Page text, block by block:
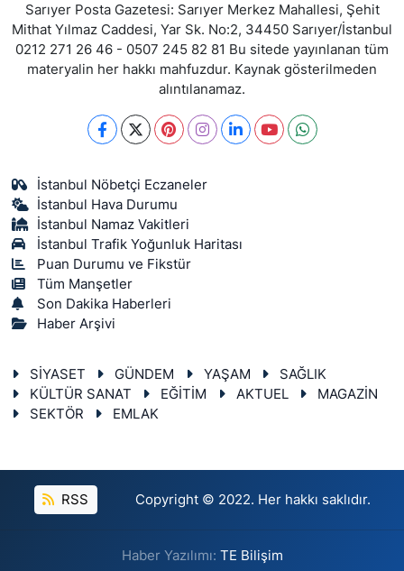
Sarıyer Posta Gazetesi: Sarıyer Merkez Mahallesi, Şehit
Mithat Yılmaz Caddesi, Yar Sk. No:2, 34450 Sarıyer/İstanbul
0212 271 26 46 - 0507 245 82 81 Bu sitede yayınlanan tüm
materyalin her hakkı mahfuzdur. Kaynak gösterilmeden
alıntılanamaz.
İstanbul Nöbetçi Eczaneler
İstanbul Hava Durumu
İstanbul Namaz Vakitleri
İstanbul Trafik Yoğunluk Haritası
Puan Durumu ve Fikstür
Tüm Manşetler
Son Dakika Haberleri
Haber Arşivi
SİYASET GÜNDEM YAŞAM
SAĞLIK
KÜLTÜR SANAT
EĞİTİM AKTUEL
MAGAZİN
SEKTÖR
EMLAK
RSS Copyright © 2022. Her hakkı saklıdır.
Haber Yazılımı: TE Bilişim